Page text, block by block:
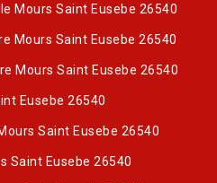
Mours Saint Eusebe 26540
Mours Saint Eusebe 26540
Mours Saint Eusebe 26540
Eusebe 26540
Saint Eusebe 26540
Saint Eusebe 26540